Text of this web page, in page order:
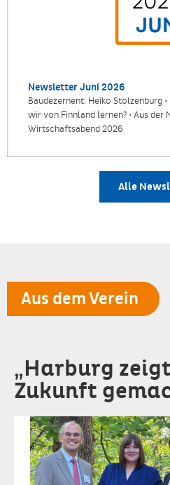
Newsletter Juni 2026
Baudezernent: Heiko Stolzenburg
wir von Finnland lernen? • Aus der
Wirtschaftsabend 2026
Alle
Aus dem Verein
„Harburg
Zukunft